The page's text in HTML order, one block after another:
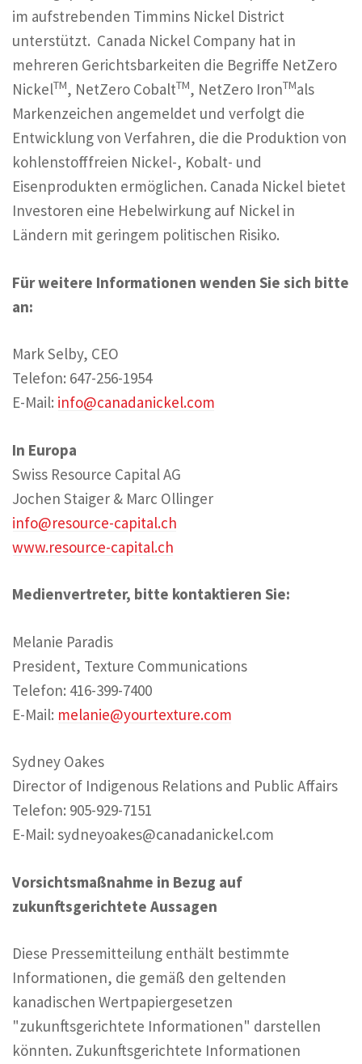
im aufstrebenden Timmins Nickel District
unterstützt. Canada Nickel Company hat in
mehreren Gerichtsbarkeiten die Begriffe NetZero
NickelTM, NetZero CobaltTM, NetZero IronTMals
Markenzeichen angemeldet und verfolgt die
Entwicklung von Verfahren, die die Produktion von
kohlenstofffreien Nickel-, Kobalt- und
Eisenprodukten ermöglichen. Canada Nickel bietet
Investoren eine Hebelwirkung auf Nickel in
Ländern mit geringem politischen Risiko.
Für weitere Informationen wenden Sie sich bitte
an:
Mark Selby, CEO
Telefon: 647-256-1954
E-Mail: info@canadanickel.com
In Europa
Swiss Resource Capital AG
Jochen Staiger & Marc Ollinger
info@resource-capital.ch
www.resource-capital.ch
Medienvertreter, bitte kontaktieren Sie:
Melanie Paradis
President, Texture Communications
Telefon: 416-399-7400
E-Mail: melanie@yourtexture.com
Sydney Oakes
Director of Indigenous Relations and Public Affairs
Telefon: 905-929-7151
E-Mail: sydneyoakes@canadanickel.com
Vorsichtsmaßnahme in Bezug auf
zukunftsgerichtete Aussagen
Diese Pressemitteilung enthält bestimmte
Informationen, die gemäß den geltenden
kanadischen Wertpapiergesetzen
"zukunftsgerichtete Informationen" darstellen
könnten. Zukunftsgerichtete Informationen